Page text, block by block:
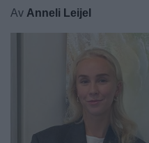
Av Anneli Leijel